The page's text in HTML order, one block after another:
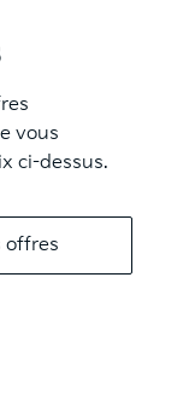
vous
ci-dessus.
offres